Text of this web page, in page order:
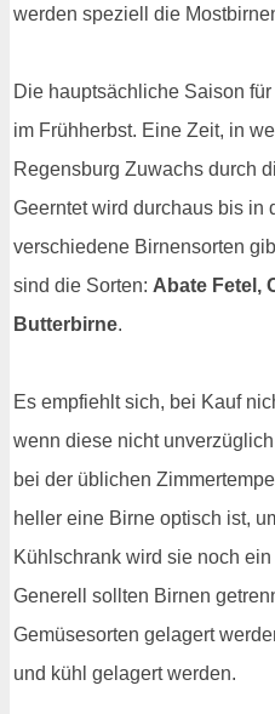
werden speziell die
Die hauptsächliche Saison
im Frühherbst. Eine Zeit, in
Regensburg Zuwachs durch
Geerntet wird durchaus bis in
verschiedene Birnensorten
sind die Sorten: Abate Fetel,
Butterbirne.
Es empfiehlt sich, bei Kauf
wenn diese nicht
bei der üblichen
heller eine Birne optisch ist,
Kühlschrank wird sie noch
Generell sollten Birnen
Gemüsesorten gelagert
und kühl gelagert werden.